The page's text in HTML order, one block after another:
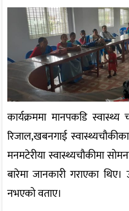
कार्यक्रममा मानपकडि
रिजाल,खबनगाई
मनमटेरीया स्वास्थ्यचौकीमा
बारेमा जानकारी गराएका
नभएको वताए।